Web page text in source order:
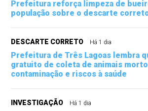
Prefeitura reforça limpeza de
população sobre o descarte
DESCARTE CORRETO Há 1 dia
Prefeitura de Três Lagoas lembra
gratuito de coleta de animais
contaminação e riscos à saúde
INVESTIGAÇÃO Há 1 dia